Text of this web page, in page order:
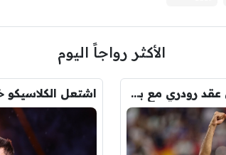
الأكثر رواجاً اليوم
عاجل : الكشف عن تفاصيل عقد رودري مع برشلونة.. قيمة الصفقة والراتب